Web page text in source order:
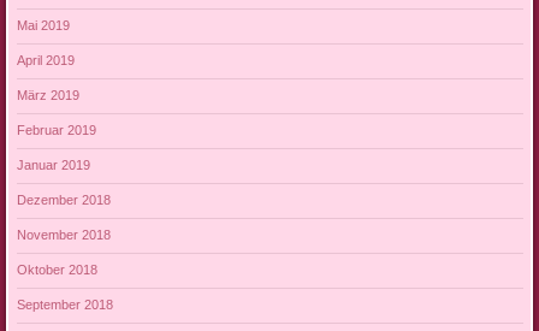
Mai 2019
April 2019
März 2019
Februar 2019
Januar 2019
Dezember 2018
November 2018
Oktober 2018
September 2018